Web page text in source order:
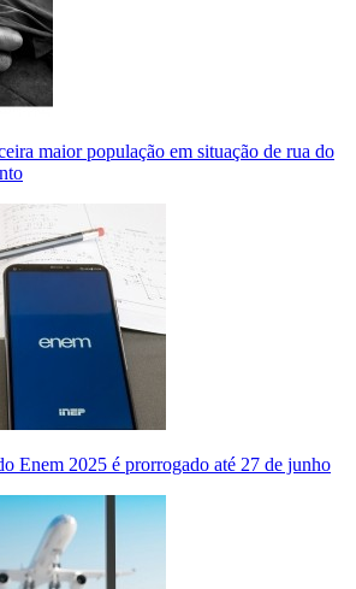
maior população em situação de rua do
Enem 2025 é prorrogado até 27 de junho